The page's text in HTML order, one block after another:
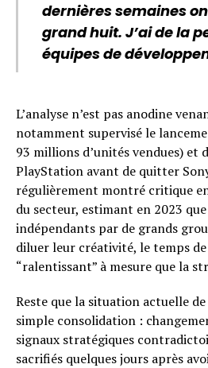
dernières semaines
grand huit. J’ai de la
équipes de
L’analyse n’est pas anodine
notamment supervisé le
93 millions d’unités vendues) et
PlayStation avant de quitter
régulièrement montré critique
du secteur, estimant en 2023
indépendants par de grands
diluer leur créativité, le temps
“ralentissant” à mesure que la
Reste que la situation actuelle de
simple consolidation :
signaux stratégiques
sacrifiés quelques jours après